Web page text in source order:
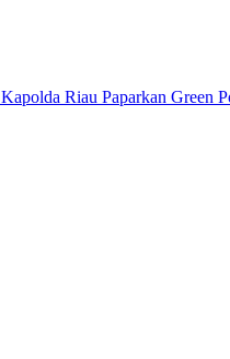
Riau Paparkan Green